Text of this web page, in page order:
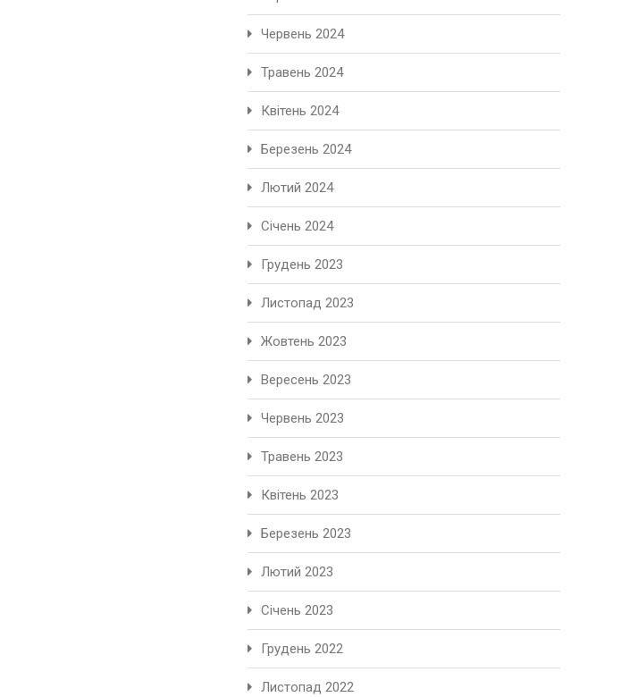
Червень 2024
Травень 2024
Квітень 2024
Березень 2024
Лютий 2024
Січень 2024
Грудень 2023
Листопад 2023
Жовтень 2023
Вересень 2023
Червень 2023
Травень 2023
Квітень 2023
Березень 2023
Лютий 2023
Січень 2023
Грудень 2022
Листопад 2022